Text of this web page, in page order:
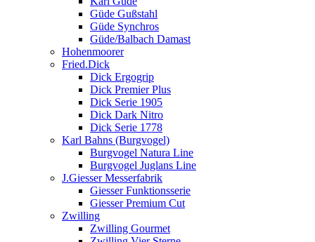
Güde Gußstahl
Güde Synchros
Güde/Balbach Damast
Hohenmoorer
Fried.Dick
Dick Ergogrip
Dick Premier Plus
Dick Serie 1905
Dick Dark Nitro
Dick Serie 1778
Karl Bahns (Burgvogel)
Burgvogel Natura Line
Burgvogel Juglans Line
J.Giesser Messerfabrik
Giesser Funktionsserie
Giesser Premium Cut
Zwilling
Zwilling Gourmet